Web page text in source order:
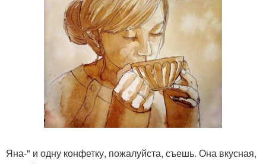
Яна-" и одну конфетку, пожалуйста, съешь. Она вкусная,